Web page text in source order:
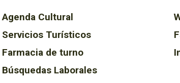
Agenda Cultural
Servicios Turísticos
Farmacia de turno
Búsquedas Laborales